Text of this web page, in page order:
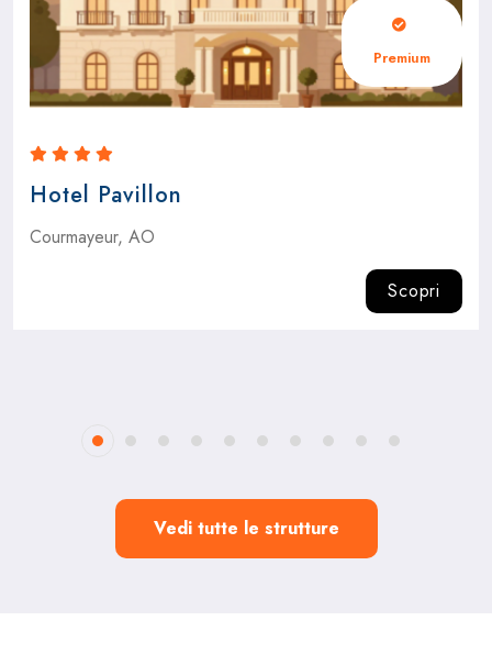
Premium
Hotel Pavillon
Courmayeur, AO
Scopri
Vedi tutte le strutture